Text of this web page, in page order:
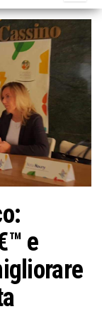
v
n
e